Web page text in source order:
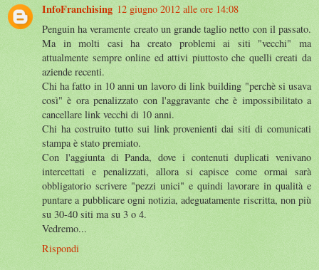
InfoFranchising 12 giugno 2012 alle ore 14:08
Penguin ha veramente creato un grande taglio netto con il passato.
Ma in molti casi ha creato problemi ai siti "vecchi" ma
attualmente sempre online ed attivi piuttosto che quelli creati da
aziende recenti.
Chi ha fatto in 10 anni un lavoro di link building "perchè si usava
così" è ora penalizzato con l'aggravante che è impossibilitato a
cancellare link vecchi di 10 anni.
Chi ha costruito tutto sui link provenienti dai siti di comunicati
stampa è stato premiato.
Con l'aggiunta di Panda, dove i contenuti duplicati venivano
intercettati e penalizzati, allora si capisce come ormai sarà
obbligatorio scrivere "pezzi unici" e quindi lavorare in qualità e
puntare a pubblicare ogni notizia, adeguatamente riscritta, non più
su 30-40 siti ma su 3 o 4.
Vedremo...
Rispondi